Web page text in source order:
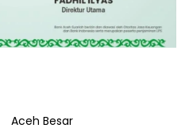
Aceh Besar